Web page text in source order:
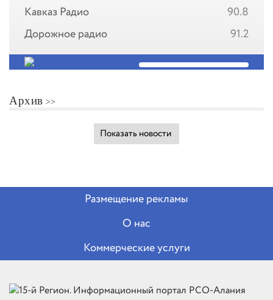
Кавказ Радио
90.8
Дорожное радио
91.2
Архив
Показать новости
Размещение рекламы
О нас
Коммерческие услуги